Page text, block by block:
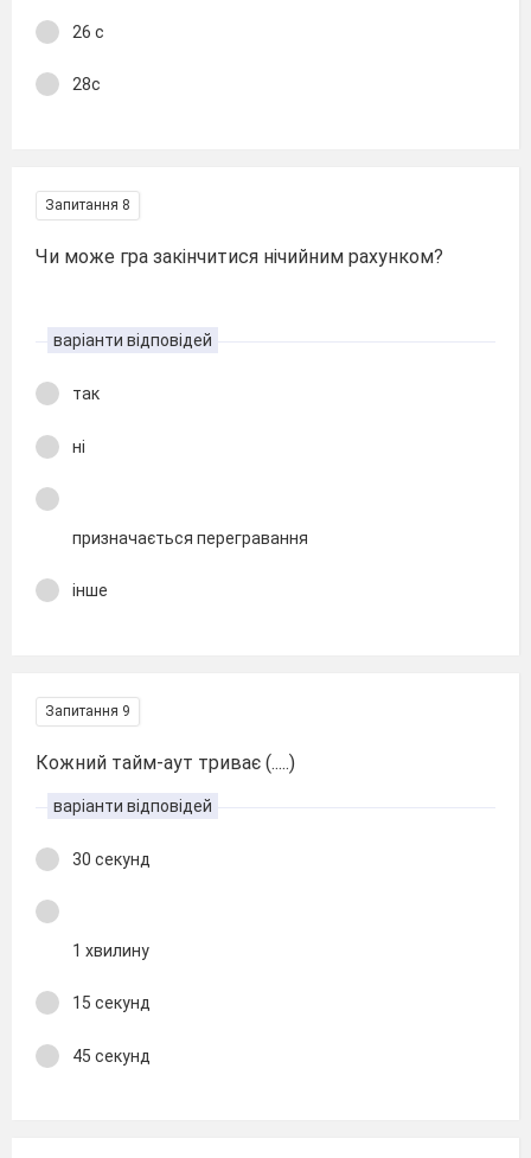
26 с
28с
Запитання 8
Чи може гра закінчитися нічийним рахунком?
варіанти відповідей
так
ні
призначається перегравання
інше
Запитання 9
Кожний тайм-аут триває (.....)
варіанти відповідей
30 секунд
1 хвилину
15 секунд
45 секунд